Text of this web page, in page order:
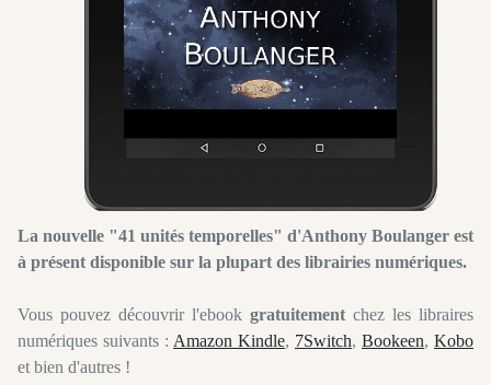
La nouvelle "41 unités temporelles" d'Anthony Boulanger est
à présent disponible sur la plupart des librairies numériques.
Vous pouvez découvrir l'ebook gratuitement chez les libraires
numériques suivants : Amazon Kindle, 7Switch, Bookeen, Kobo
et bien d'autres !